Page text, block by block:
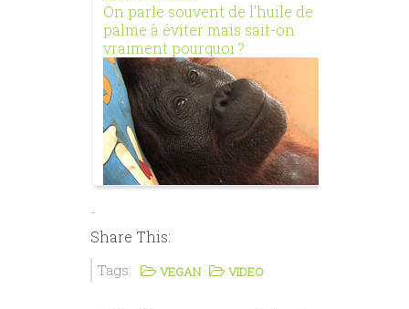
On parle souvent de l'huile de
palme à éviter mais sait-on
vraiment pourquoi ?
-
Share This:
Tags: VEGAN VIDEO